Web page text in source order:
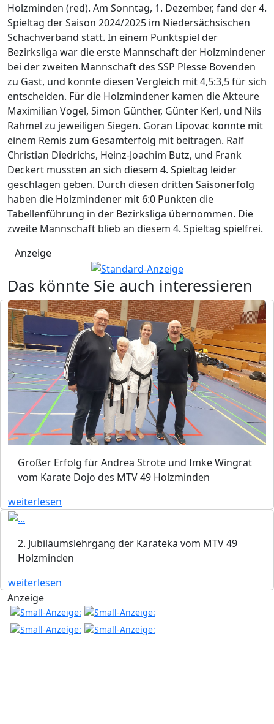
Holzminden (red). Am Sonntag, 1. Dezember, fand der 4.
Spieltag der Saison 2024/2025 im Niedersächsischen
Schachverband statt. In einem Punktspiel der
Bezirksliga war die erste Mannschaft der Holzmindener
bei der zweiten Mannschaft des SSP Plesse Bovenden
zu Gast, und konnte diesen Vergleich mit 4,5:3,5 für sich
entscheiden. Für die Holzmindener kamen die Akteure
Maximilian Vogel, Simon Günther, Günter Kerl, und Nils
Rahmel zu jeweiligen Siegen. Goran Lipovac konnte mit
einem Remis zum Gesamterfolg mit beitragen. Ralf
Christian Diedrichs, Heinz-Joachim Butz, und Frank
Deckert mussten an sich diesem 4. Spieltag leider
geschlagen geben. Durch diesen dritten Saisonerfolg
haben die Holzmindener mit 6:0 Punkten die
Tabellenführung in der Bezirksliga übernommen. Die
zweite Mannschaft blieb an diesem 4. Spieltag spielfrei.
Anzeige
Das könnte Sie auch interessieren
Großer Erfolg für Andrea Strote und Imke Wingrat
vom Karate Dojo des MTV 49 Holzminden
weiterlesen
2. Jubiläumslehrgang der Karateka vom MTV 49
Holzminden
weiterlesen
Anzeige